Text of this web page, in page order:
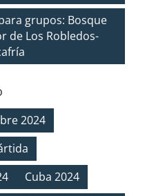
grupos: Bosque
de Los Robledos-
2024
Cuba 2024